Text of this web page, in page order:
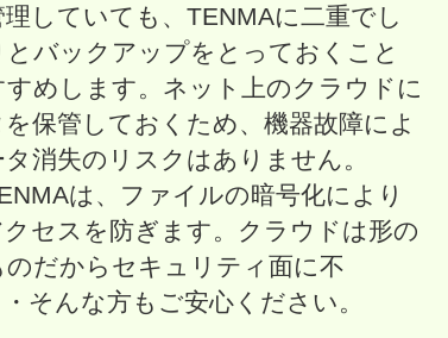
理していても、TENMAに二重でし
とバックアップをとっておくこと
すめします。ネット上のクラウドに
保管しておくため、機器故障によ
消失のリスクはありません。
は、ファイルの暗号化により
セスを防ぎます。クラウドは形の
のだからセキュリティ面に不
そんな方もご安心ください。